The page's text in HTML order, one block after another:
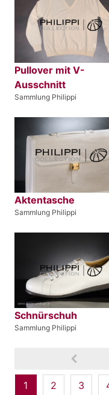
Pullover mit V-
Ausschnitt
Sammlung Philippi
Aktentasche
Sammlung Philippi
Schnürschuh
Sammlung Philippi
1 2 3